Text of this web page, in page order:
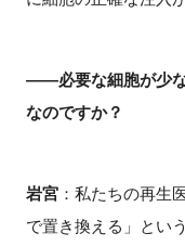
――必要な細胞が少
なのですか？
岩宮：私たちの再生
で置き換える」とい